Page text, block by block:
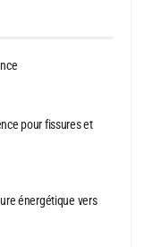
pour fissures et
énergétique vers